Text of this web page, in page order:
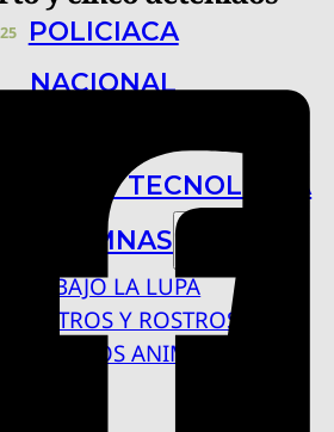
POLICIACA
NACIONAL
Y TECNOLOGÍA
COLUMNAS
BAJO LA LUPA
RASTROS Y ROSTROS
VÍNCULOS ANIMALES